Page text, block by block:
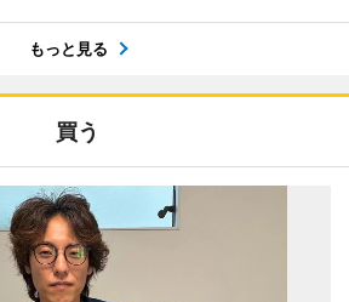
もっと見る
買う